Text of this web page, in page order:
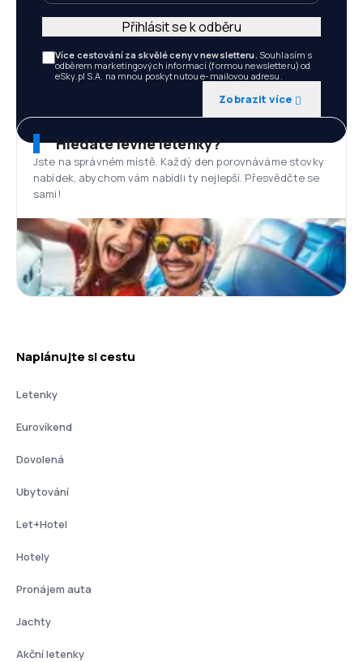
Více cestování za skvělé ceny v newsletteru. Souhlasím s
odběrem marketingových informací (formou newsletteru) od
eSky.pl S.A. na mnou poskytnutou e-mailovou adresu.
Zobrazit více
Přihlásit se k odběru
Hledáte levné letenky?
Jste na správném místě. Každý den porovnáváme stovky
nabídek, abychom vám nabídli ty nejlepší. Přesvědčte se
sami!
Naplánujte si cestu
Letenky
Eurovíkend
Dovolená
Ubytování
Let+Hotel
Hotely
Pronájem auta
Jachty
Akční letenky